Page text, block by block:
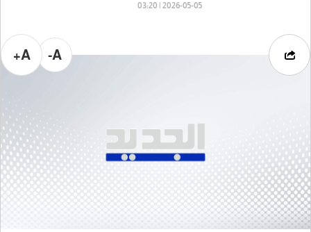
2026-05-05 | 03:20
A-
A+